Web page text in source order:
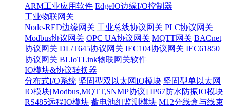
ARM工业应用软件 EdgeIO边缘I/O控制器
工业物联网关
Node-RED边缘网关 工业总线协议网关 PLC协议网关
Modbus协议网关 OPC UA协议网关 MQTT网关 BACnet
协议网关 DL/T645协议网关 IEC104协议网关 IEC61850
协议网关 BLIoTLink物联网关软件
IO模块&协议转换器
分布式I/O系统 坚固型双以太网IO模块 坚固型单以太网
IO模块[Modbus,MQTT,SNMP协议] IP67防水防振IO模块
RS485远程IO模块 蓄电池组监测模块 M12分线盒与线束